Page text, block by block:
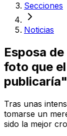
Secciones
Noticias
Esposa
foto que
publicaría"
Tras unas
tomarse un
sido la mejor